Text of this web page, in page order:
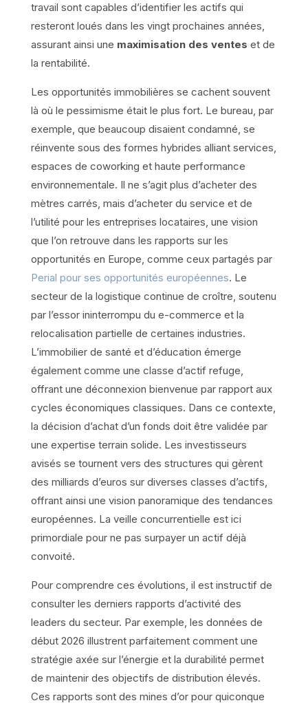
travail sont capables d’identifier les actifs qui
resteront loués dans les vingt prochaines années,
assurant ainsi une maximisation des ventes et de
la rentabilité.
Les opportunités immobilières se cachent souvent
là où le pessimisme était le plus fort. Le bureau, par
exemple, que beaucoup disaient condamné, se
réinvente sous des formes hybrides alliant services,
espaces de coworking et haute performance
environnementale. Il ne s’agit plus d’acheter des
mètres carrés, mais d’acheter du service et de
l’utilité pour les entreprises locataires, une vision
que l’on retrouve dans les rapports sur les
opportunités en Europe, comme ceux partagés par
Perial pour ses opportunités européennes. Le
secteur de la logistique continue de croître, soutenu
par l’essor ininterrompu du e-commerce et la
relocalisation partielle de certaines industries.
L’immobilier de santé et d’éducation émerge
également comme une classe d’actif refuge,
offrant une déconnexion bienvenue par rapport aux
cycles économiques classiques. Dans ce contexte,
la décision d’achat d’un fonds doit être validée par
une expertise terrain solide. Les investisseurs
avisés se tournent vers des structures qui gèrent
des milliards d’euros sur diverses classes d’actifs,
offrant ainsi une vision panoramique des tendances
européennes. La veille concurrentielle est ici
primordiale pour ne pas surpayer un actif déjà
convoité.
Pour comprendre ces évolutions, il est instructif de
consulter les derniers rapports d’activité des
leaders du secteur. Par exemple, les données de
début 2026 illustrent parfaitement comment une
stratégie axée sur l’énergie et la durabilité permet
de maintenir des objectifs de distribution élevés.
Ces rapports sont des mines d’or pour quiconque